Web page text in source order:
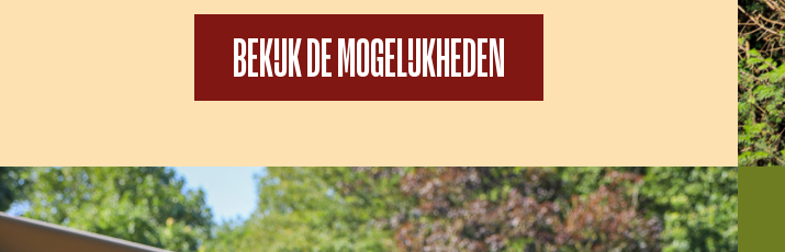
BEKIJK DE MOGELIJKHEDEN